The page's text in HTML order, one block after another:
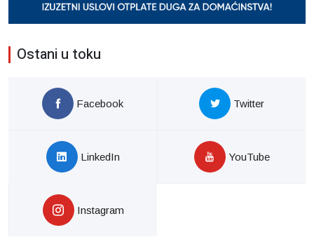
Ostani u toku
Facebook Twitter
LinkedIn YouTube
Instagram